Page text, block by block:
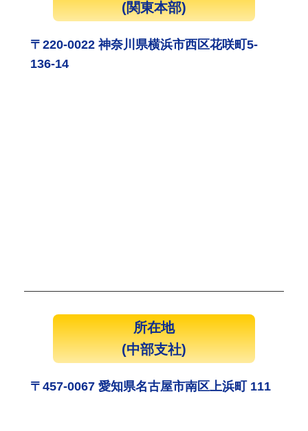
(関東本部)
〒220-0022 神奈川県横浜市西区花咲町5-
136-14
所在地
(中部支社)
〒457-0067 愛知県名古屋市南区上浜町 111